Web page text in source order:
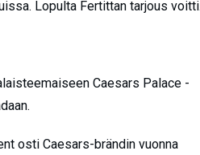
Lopulta Fertittan tarjous
Caesars Palace -
osti Caesars-brändin vuonna